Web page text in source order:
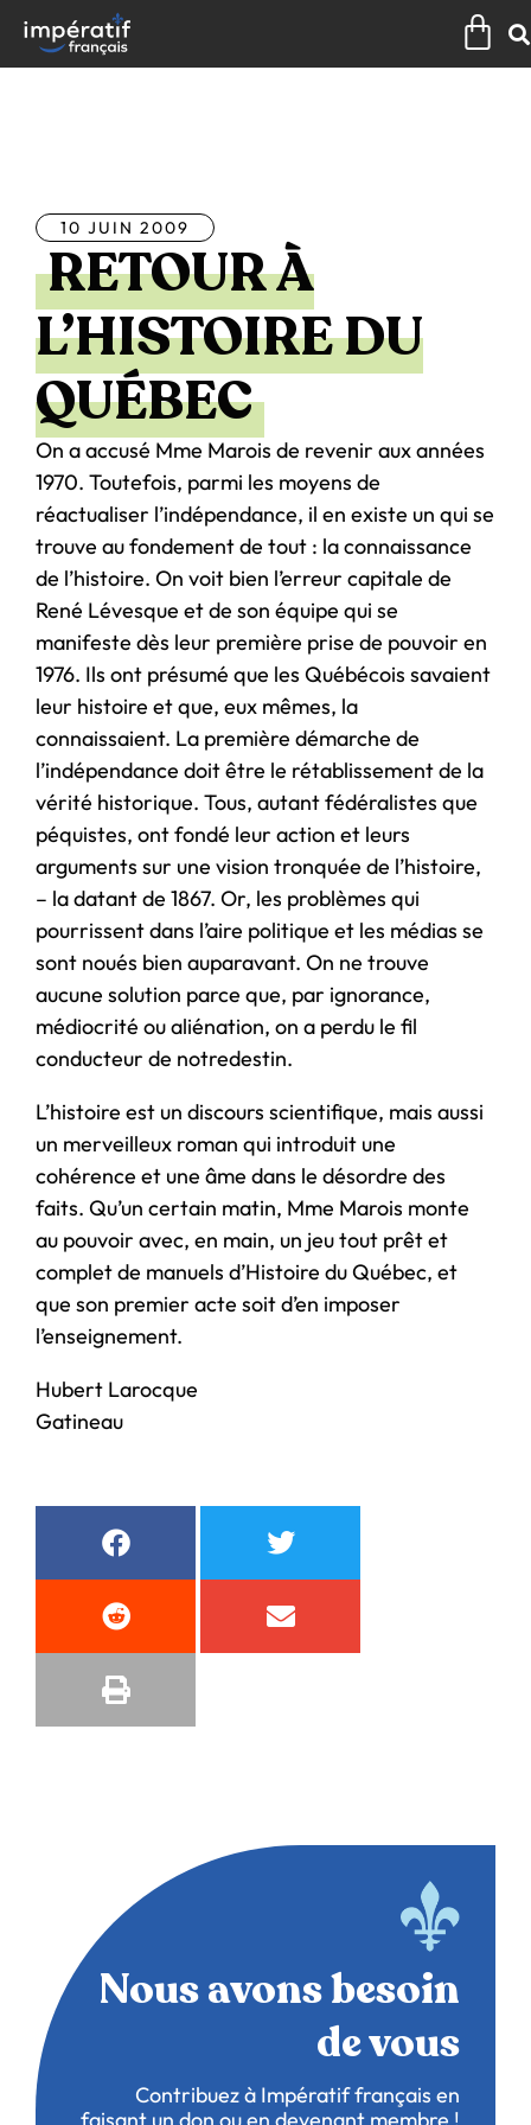
contenu
10 JUIN 2009
RETOUR À
L’HISTOIRE DU
QUÉBEC
On a accusé Mme Marois de revenir aux années
1970. Toutefois, parmi les moyens de
réactualiser l’indépendance, il en existe un qui se
trouve au fondement de tout : la connaissance
de l’histoire. On voit bien l’erreur capitale de
René Lévesque et de son équipe qui se
manifeste dès leur première prise de pouvoir en
1976. Ils ont présumé que les Québécois savaient
leur histoire et que, eux mêmes, la
connaissaient. La première démarche de
l’indépendance doit être le rétablissement de la
vérité historique. Tous, autant fédéralistes que
péquistes, ont fondé leur action et leurs
arguments sur une vision tronquée de l’histoire,
– la datant de 1867. Or, les problèmes qui
pourrissent dans l’aire politique et les médias se
sont noués bien auparavant. On ne trouve
aucune solution parce que, par ignorance,
médiocrité ou aliénation, on a perdu le fil
conducteur de notredestin.
L’histoire est un discours scientifique, mais aussi
un merveilleux roman qui introduit une
cohérence et une âme dans le désordre des
faits. Qu’un certain matin, Mme Marois monte
au pouvoir avec, en main, un jeu tout prêt et
complet de manuels d’Histoire du Québec, et
que son premier acte soit d’en imposer
l’enseignement.
Hubert Larocque
Gatineau
Nous avons besoin
de vous
Contribuez à Impératif français en
faisant un don ou en devenant membre !